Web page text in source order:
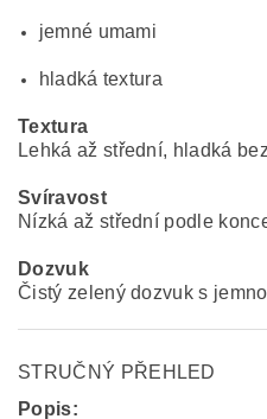
jemné umami
hladká textura
Textura
Lehká až střední, hladká
Svíravost
Nízká až střední podle
Dozvuk
Čistý zelený dozvuk s
STRUČNÝ PŘEHLED
Popis: